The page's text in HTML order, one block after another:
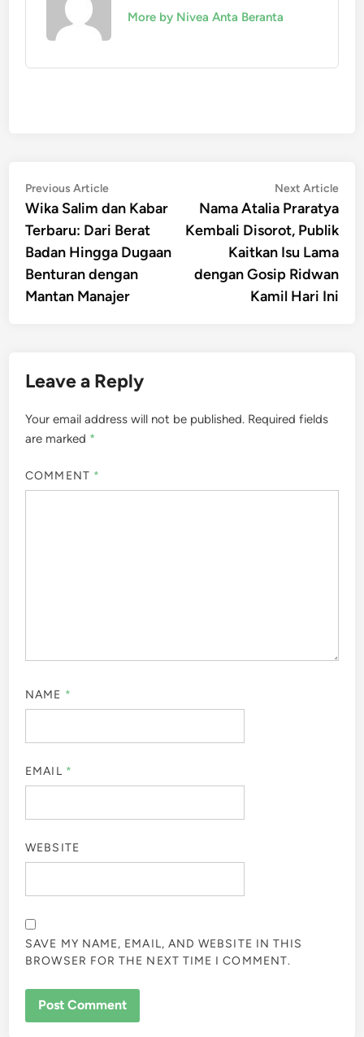
More by Nivea Anta Beranta
Post
navigation
Previous ArticlePrevious
article:
Wika Salim dan Kabar
Terbaru: Dari Berat
Badan Hingga Dugaan
Benturan dengan
Mantan Manajer
Next Article
Nama Atalia Praratya
Kembali Disorot, Publik
Kaitkan Isu Lama
dengan Gosip Ridwan
Kamil Hari Ini
Leave a Reply
Your email address will not be published. Required fields
are marked *
COMMENT *
NAME *
EMAIL *
WEBSITE
SAVE MY NAME, EMAIL, AND WEBSITE IN THIS
BROWSER FOR THE NEXT TIME I COMMENT.